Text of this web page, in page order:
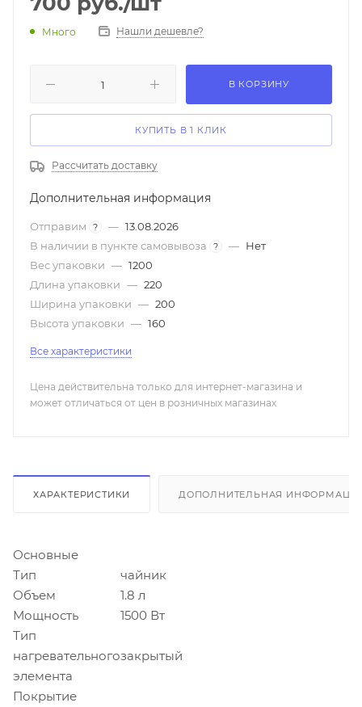
Вращение корпуса на 360°. Отметка максимального и
минимального уровня воды внутри корпуса. Световой
электрошнура. Автоматическое отключение при
закипании. Блокировка включения без воды.
Много Нашли дешевле?
В КОРЗИНУ
КУПИТЬ В 1 КЛИК
Рассчитать доставку
Дополнительная информация
Отправим ? — 13.08.2026
В наличии в пункте самовывоза
? — Нет
Вес упаковки — 1200
Длина упаковки — 220
Ширина упаковки — 200
Высота упаковки — 160
Все характеристики
Цена действительна только для интернет-магазина и
может отличаться от цен в розничных магазинах
ХАРАКТЕРИСТИКИ ДОПОЛНИТЕЛЬНАЯ
Основные
Тип
чайник
Объем
1.8 л
Мощность
1500 Вт
Тип
нагревательного
элемента
закрытый
Покрытие